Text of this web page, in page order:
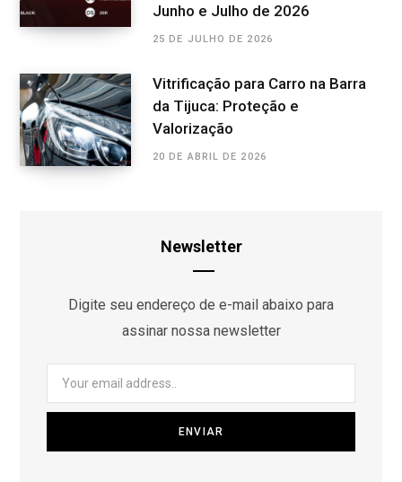
Junho e Julho de 2026
25 DE JULHO DE 2026
Vitrificação para Carro na Barra
da Tijuca: Proteção e
Valorização
20 DE ABRIL DE 2026
Newsletter
Digite seu endereço de e-mail abaixo para
assinar nossa newsletter